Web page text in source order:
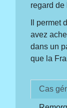
regard de
Il permet
avez
dans un
que la
Cas